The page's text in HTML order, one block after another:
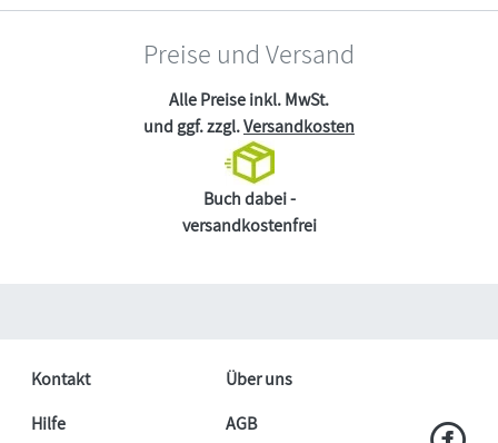
Preise und Versand
Alle Preise inkl. MwSt.
und ggf. zzgl.Versandkosten
Buch dabei -
versandkostenfrei
Kontakt
Über uns
Hilfe
AGB